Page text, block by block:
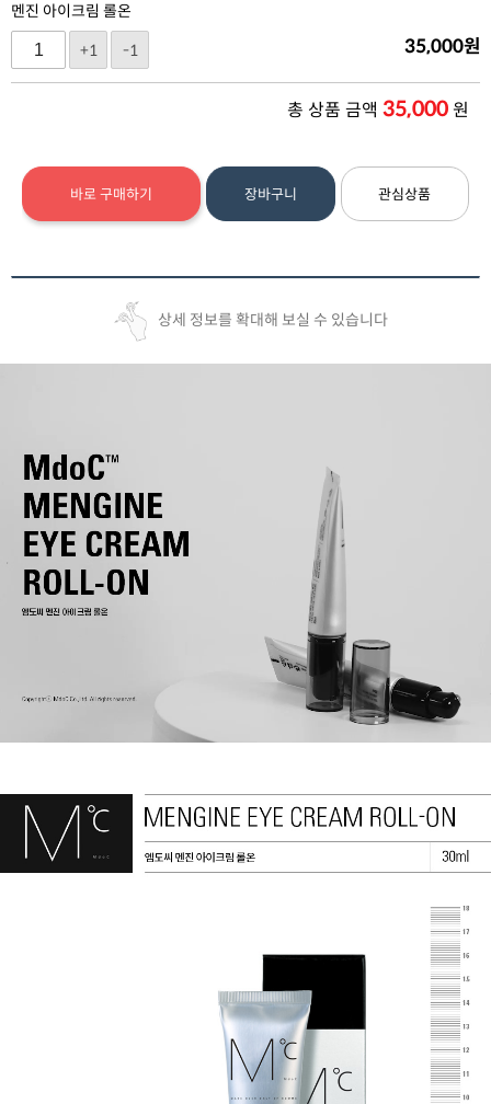
멘진 아이크림 롤온
+1
-1 35,000원
총 상품 금액 35,000원
바로 구매하기 장바구니 관심상품
상세 정보를 확대해 보실 수 있습니다